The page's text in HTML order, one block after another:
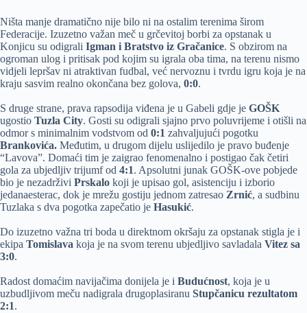
Ništa manje dramatično nije bilo ni na ostalim terenima širom
Federacije. Izuzetno važan meč u grčevitoj borbi za opstanak u
Konjicu su odigrali Igman i Bratstvo iz Gračanice. S obzirom na
ogroman ulog i pritisak pod kojim su igrala oba tima, na terenu nismo
vidjeli lepršav ni atraktivan fudbal, već nervoznu i tvrdu igru koja je na
kraju sasvim realno okončana bez golova, 0:0.
S druge strane, prava rapsodija viđena je u Gabeli gdje je GOŠK
ugostio Tuzla City. Gosti su odigrali sjajno prvo poluvrijeme i otišli na
odmor s minimalnim vodstvom od 0:1 zahvaljujući pogotku
Brankovića. Međutim, u drugom dijelu uslijedilo je pravo buđenje
“Lavova”. Domaći tim je zaigrao fenomenalno i postigao čak četiri
gola za ubjedljiv trijumf od 4:1. Apsolutni junak GOŠK-ove pobjede
bio je nezadrživi Prskalo koji je upisao gol, asistenciju i izborio
jedanaesterac, dok je mrežu gostiju jednom zatresao Zrnić, a sudbinu
Tuzlaka s dva pogotka zapečatio je Hasukić.
Do izuzetno važna tri boda u direktnom okršaju za opstanak stigla je i
ekipa Tomislava koja je na svom terenu ubjedljivo savladala Vitez sa
3:0.
Radost domaćim navijačima donijela je i Budućnost, koja je u
uzbudljivom meču nadigrala drugoplasiranu Stupčanicu rezultatom
2:1.